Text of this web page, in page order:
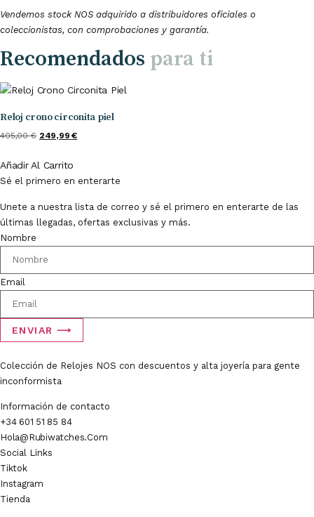
Vendemos stock NOS adquirido a distribuidores oficiales o
coleccionistas, con comprobaciones y garantía.
Recomendados para ti
Reloj crono circonita piel
405,00€ El
Original
Era:
249,99€El
Es:
Añadir Al Carrito
Sé el primero en enterarte
Unete a nuestra lista de correo y sé el primero en enterarte de las
últimas llegadas, ofertas exclusivas y más.
Nombre
Email
ENVIAR ⟶
Colección de Relojes NOS con descuentos y alta joyería para gente
inconformista
Información de contacto
+34 601 51 85 84
Hola@rubiwatches.com
Social Links
Tiktok
Instagram
Tienda